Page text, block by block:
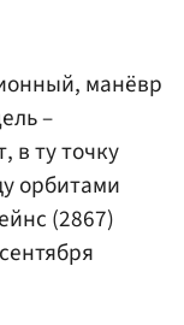
манёвр
–
в ту точку
орбитами
(2867)